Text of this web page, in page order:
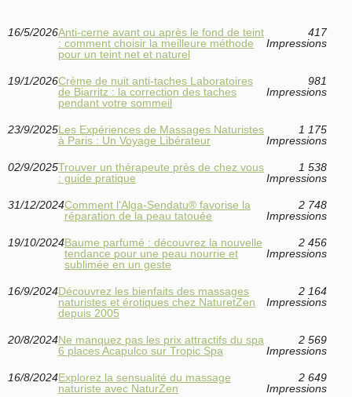
16/5/2026Anti‑cerne avant ou après le fond de teint
: comment choisir la meilleure méthode
pour un teint net et naturel
417
Impressions
19/1/2026Crème de nuit anti-taches Laboratoires
de Biarritz : la correction des taches
pendant votre sommeil
981
Impressions
23/9/2025Les Expériences de Massages Naturistes
à Paris : Un Voyage Libérateur
1 175
Impressions
02/9/2025Trouver un thérapeute près de chez vous
: guide pratique
1 538
Impressions
31/12/2024Comment l'Alga-Sendatu® favorise la
réparation de la peau tatouée
2 748
Impressions
19/10/2024Baume parfumé : découvrez la nouvelle
tendance pour une peau nourrie et
sublimée en un geste
2 456
Impressions
16/9/2024Découvrez les bienfaits des massages
naturistes et érotiques chez NaturetZen
depuis 2005
2 164
Impressions
20/8/2024Ne manquez pas les prix attractifs du spa
6 places Acapulco sur Tropic Spa
2 569
Impressions
16/8/2024Explorez la sensualité du massage
naturiste avec NaturZen
2 649
Impressions